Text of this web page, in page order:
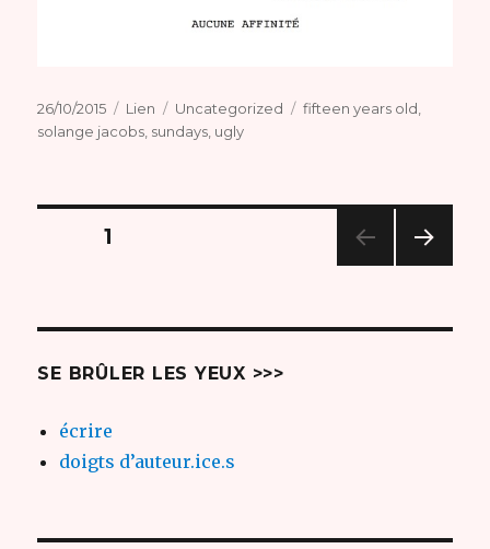
Publié
le
26/10/2015 Format
Lien Catégories
Uncategorized Étiquettes
fifteen years old,
solange jacobs, sundays, ugly
Navigation
articles
PAGE1
ANT
SE BRÛLER LES YEUX >>>
écrire
doigts d’auteur.ice.s